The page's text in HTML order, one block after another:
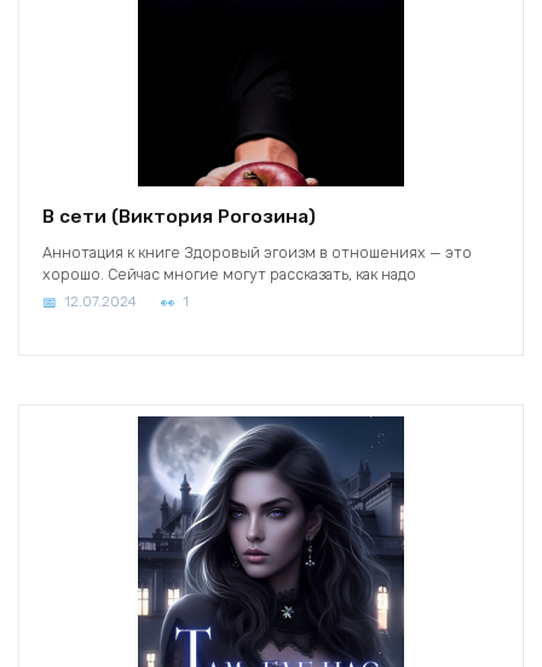
В сети (Виктория Рогозина)
Аннотация к книге Здоровый эгоизм в отношениях — это
хорошо. Сейчас многие могут рассказать, как надо
12.07.2024 1